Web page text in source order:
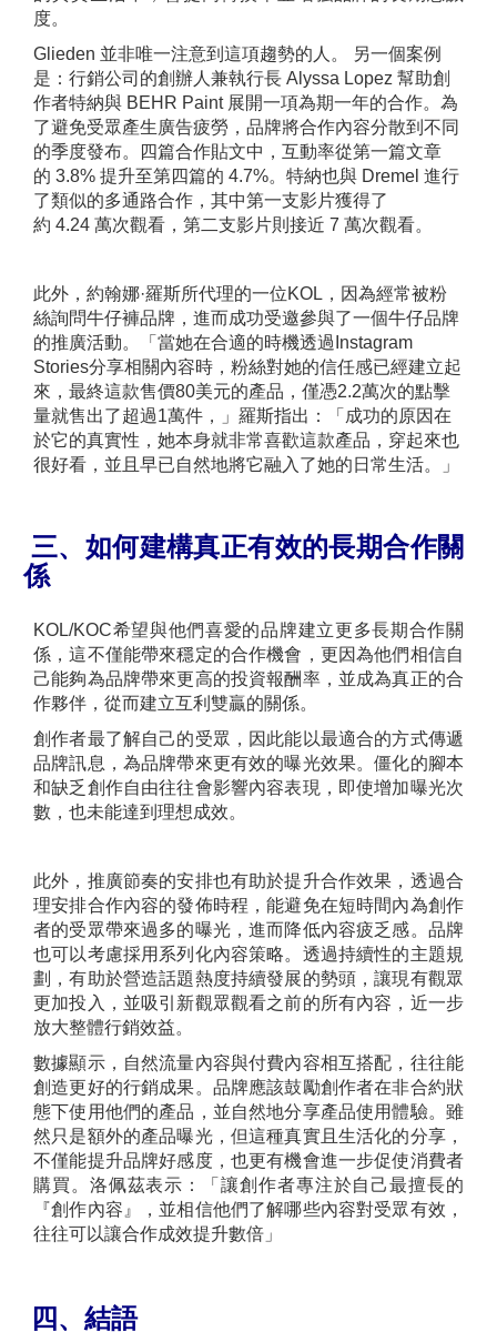
度。
Glieden 並非唯一注意到這項趨勢的人。 另一個案例
是：行銷公司的創辦人兼執行長 Alyssa Lopez 幫助創
作者特納與 BEHR Paint 展開一項為期一年的合作。為
了避免受眾產生廣告疲勞，品牌將合作內容分散到不同
的季度發布。四篇合作貼文中，互動率從第一篇文章
的 3.8% 提升至第四篇的 4.7%。特納也與 Dremel 進行
了類似的多通路合作，其中第一支影片獲得了
約 4.24 萬次觀看，第二支影片則接近 7 萬次觀看。
此外，約翰娜·羅斯所代理的一位KOL，因為經常被粉
絲詢問牛仔褲品牌，進而成功受邀參與了一個牛仔品牌
的推廣活動。
「當她在合適的時機透過Instagram
Stories分享相關內容時，粉絲對她的信任感已經建立起
來，最終這款售價80美元的產品，僅憑2.2萬次的點擊
量就售出了超過1萬件，」羅斯指出：「成功的原因在
於它的真實性，她本身就非常喜歡這款產品，穿起來也
很好看，並且早已自然地將它融入了她的日常生活。」
三、如何建構真正有效的長期合作關
係
KOL/KOC希望與他們喜愛的品牌建立更多長期合作關
係，這不僅能帶來穩定的合作機會，更因為他們相信自
己能夠為品牌帶來更高的投資報酬率，並成為真正的合
作夥伴，從​​而建立互利雙贏的關係。
創作者最了解自己的受眾，因此能以最適合的方式傳遞
品牌訊息，為品牌帶來更有效的曝光效果。僵化的腳本
和缺乏創作自由往往會影響內容表現，即使增加曝光次
數，也未能達到理想成效。
此外，推廣節奏的安排也有助於提升合作效果，透過合
理安排合作內容的發佈時程，能避免在短時間內為創作
者的受眾帶來過多的曝光，進而降低內容疲乏感。品牌
也可以考慮採用系列化內容策略。透過持續性的主題規
劃，有助於營造話題熱度持續發展的勢頭，讓現有觀眾
更加投入，並吸引新觀眾觀看之前的所有內容，近一步
放大整體行銷效益。
數據顯示，自然流量內容與付費內容相互搭配，往往能
創造更好的行銷成果。品牌應該鼓勵創作者在非合約狀
態下使用他們的產品，並自然地分享產品使用體驗。雖
然只是額外的產品曝光，但這種真實且生活化的分享，
不僅能提升品牌好感度，也更有機會進一步促使消費者
購買。 洛佩茲表示：「讓創作者專注於自己最擅長的
『創作內容』，並相信他們了解哪些內容對受眾有效，
往往可以讓合作成效提升數倍」
四、結語